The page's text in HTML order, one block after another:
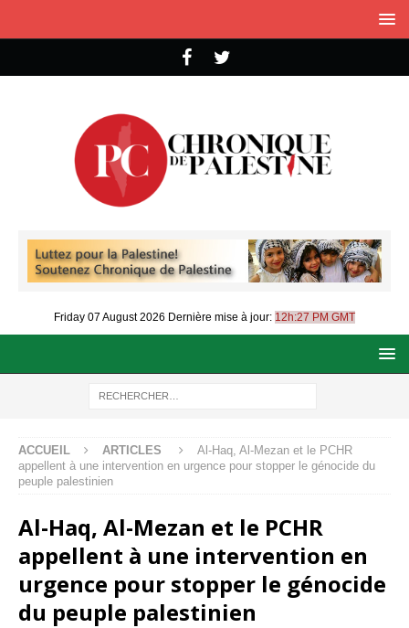
Friday 07 August 2026 Dernière mise à jour: 12h:27 PM GMT
ACCUEIL ARTICLES
Al-Haq, Al-Mezan et le PCHR
appellent à une intervention en urgence pour stopper le génocide du
peuple palestinien
Al-Haq, Al-Mezan et le PCHR
appellent à une intervention en
urgence pour stopper le génocide
du peuple palestinien